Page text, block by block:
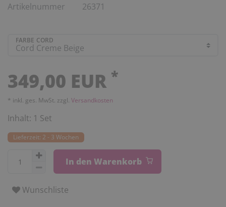
Artikelnummer 26371
FARBE CORD
349,00 EUR *
* inkl. ges. MwSt. zzgl. Versandkosten
Inhalt: 1 Set
Lieferzeit: 2 - 3 Wochen
In den Warenkorb
Wunschliste